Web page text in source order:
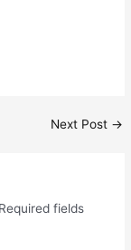
Next Post →
Required fields